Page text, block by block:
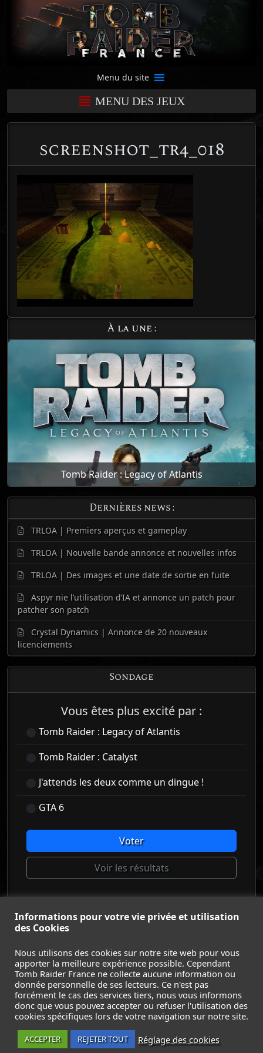
Menu du site
MENU DES JEUX
screenshot_tr4_018
À la une :
Tomb Raider : Legacy of Atlantis
Dernières news :
TRLOA | Premiers aperçus et gameplay
TRLOA | Nouvelle bande annonce et nouvelles infos
TRLOA | Des images et une date de sortie en fuite
Aspyr nie l’utilisation d’IA et annonce un patch pour
patcher son patch
Crystal Dynamics | Annonce de 20 nouveaux
licenciements
Sondage
Vous êtes plus excité par :
Tomb Raider : Legacy of Atlantis
Tomb Raider : Catalyst
J'attends les deux comme un dingue !
GTA 6
Voter
Voir les résultats
Informations pour votre vie privée et utilisation
des Cookies
Nous utilisons des cookies sur notre site web pour vous
apporter la meilleure expérience possible. Cependant
Tomb Raider France ne collecte aucune information ou
donnée personnelle de ses lecteurs. Ce n'est pas
forcément le cas des services tiers, nous vous informons
donc que vous pouvez accepter ou refuser l'utilisation des
cookies spécifiques lors de votre navigation sur notre site.
ACCEPTER REJETER TOUT Réglage des cookies
© Tomb Raider France 2008 - 2026
Lara Croft et Tomb Raider sont des marques déposées
Square Enix Ltd.
ACCUEIL- TOMB RAIDER- LEGACY OF ATLANTIS
CATALYST - LARA CROFT- FILMS - CONTACT-
MENTIONS LÉGALES / CGU-
Suivez nous sur les réseaux :